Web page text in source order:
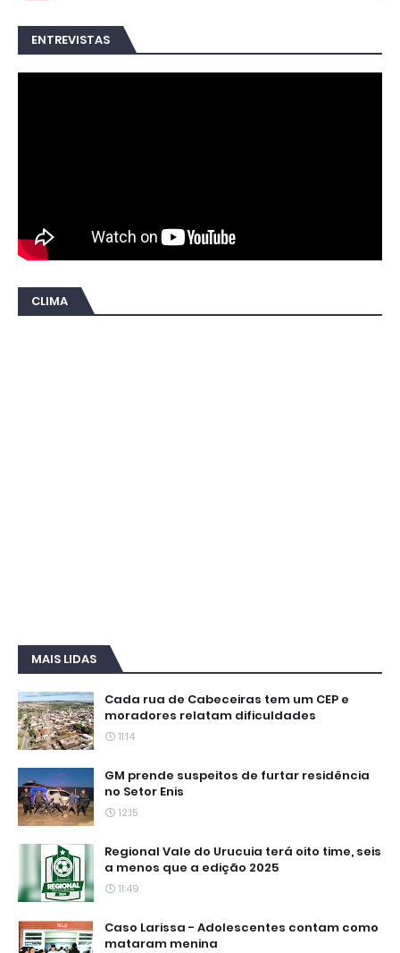
ENTREVISTAS
CLIMA
MAIS LIDAS
Cada rua de Cabeceiras tem um CEP e
moradores relatam dificuldades
11:14
GM prende suspeitos de furtar residência
no Setor Enis
12:15
Regional Vale do Urucuia terá oito time, seis
a menos que a edição 2025
11:49
Caso Larissa - Adolescentes contam como
mataram menina